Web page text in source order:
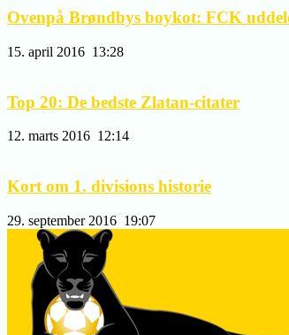
Ovenpå Brøndbys boykot: FCK
15. april 2016 13:28
Top 20: De bedste Zlatan-citater
12. marts 2016 12:14
Kort om 1. divisions historie
29. september 2016 19:07